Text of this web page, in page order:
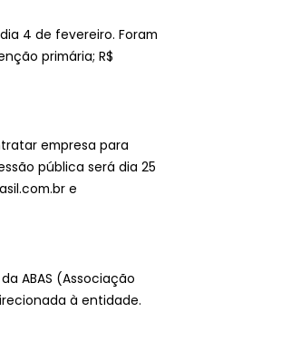
4 de fevereiro. Foram
primária; R$
empresa para
pública será dia 25
e
ABAS (Associação
à entidade.